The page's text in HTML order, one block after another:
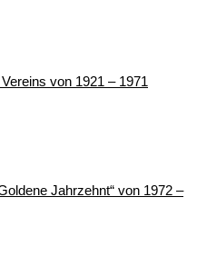
von 1921 – 1971
Jahrzehnt“ von 1972 –